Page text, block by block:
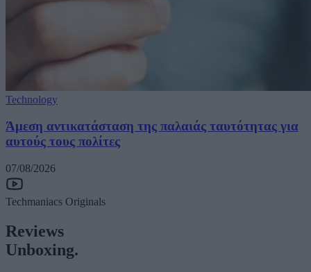
Technology
Άμεση αντικατάσταση της παλαιάς ταυτότητας για
αυτούς τους πολίτες
07/08/2026
Techmaniacs Originals
Reviews
Unboxing.